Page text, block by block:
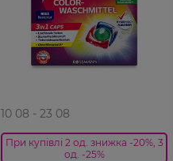
10 08 - 23 08
При купівлі 2 од. знижка -20%, 3
од. -25%